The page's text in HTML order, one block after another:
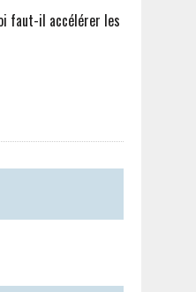
faut-il accélérer les